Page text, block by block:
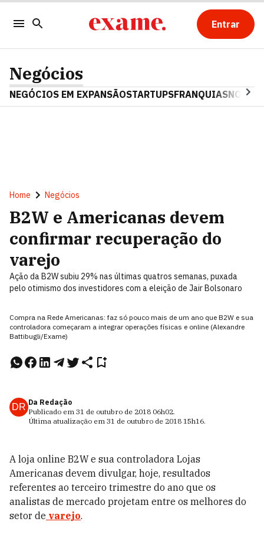
Entrar
Negócios
NEGÓCIOS EM EXPANSÃOSTARTUPSFRANQUIAS
Home Negócios
B2W e Americanas devem
confirmar recuperação do
varejo
Ação da B2W subiu 29% nas últimas quatros semanas, puxada
pelo otimismo dos investidores com a eleição de Jair Bolsonaro
Compra na Rede Americanas: faz só pouco mais de um ano que B2W e sua
controladora começaram a integrar operações físicas e online (Alexandre
Battibugli/Exame)
DR Da Redação
Publicado em 31 de outubro de 2018 06h02.
Última atualização em 31 de outubro de 2018 15h16.
A loja online B2W e sua controladora Lojas
Americanas devem divulgar, hoje, resultados
referentes ao terceiro trimestre do ano que os
analistas de mercado projetam entre os melhores do
setor de varejo.